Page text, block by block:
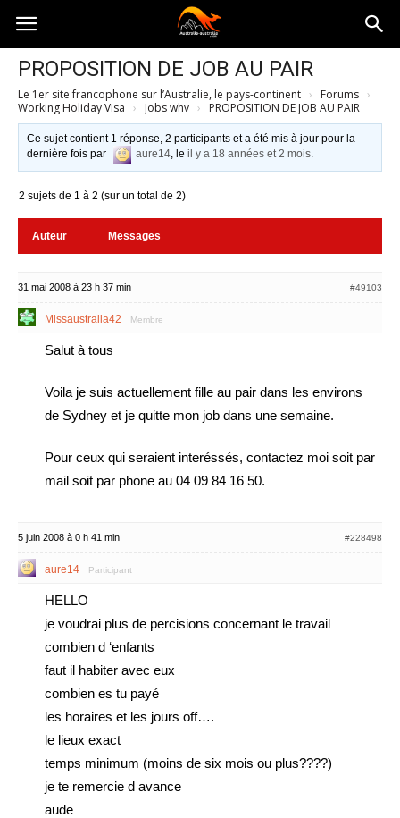
Australia-
australie.com
PROPOSITION DE JOB AU PAIR
Le 1er site francophone sur l’Australie, le pays-continent › Forums ›
Working Holiday Visa › Jobs whv › PROPOSITION DE JOB AU PAIR
Ce sujet contient 1 réponse, 2 participants et a été mis à jour pour la
dernière fois par
aure14, leil y a 18 années et 2 mois.
2 sujets de 1 à 2 (sur un total de 2)
Auteur Messages
31 mai 2008 à 23 h 37 min #49103
Missaustralia42 Membre
Salut à tous
Voila je suis actuellement fille au pair dans les environs
de Sydney et je quitte mon job dans une semaine.
Pour ceux qui seraient interéssés, contactez moi soit par
mail soit par phone au 04 09 84 16 50.
5 juin 2008 à 0 h 41 min #228498
aure14 Participant
HELLO
je voudrai plus de percisions concernant le travail
combien d ‘enfants
faut il habiter avec eux
combien es tu payé
les horaires et les jours off….
le lieux exact
temps minimum (moins de six mois ou plus????)
je te remercie d avance
aude